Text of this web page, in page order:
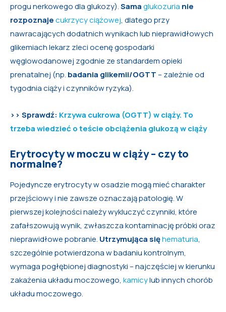
progu nerkowego dla glukozy).Samaglukozuria nie
rozpoznajecukrzycy ciążowej, dlatego przy
nawracających dodatnich wynikach lub nieprawidłowych
glikemiach lekarz zleci ocenę gospodarki
węglowodanowej zgodnie ze standardem opieki
prenatalnej (np. badania glikemii/OGTT – zależnie od
tygodnia ciąży i czynników ryzyka).
>> Sprawdź: Krzywa cukrowa (OGTT) w ciąży. To
trzeba wiedzieć o teście obciążenia glukozą w ciąży
Erytrocyty w moczu w ciąży – czy to
normalne?
Pojedyncze erytrocyty w osadzie mogą mieć charakter
przejściowy i nie zawsze oznaczają patologię. W
pierwszej kolejności należy wykluczyć czynniki, które
zafałszowują wynik, zwłaszcza kontaminację próbki oraz
nieprawidłowe pobranie. Utrzymująca sięhematuria,
szczególnie potwierdzona w badaniu kontrolnym,
wymaga pogłębionej diagnostyki – najczęściej w kierunku
zakażenia układu moczowego, kamicylub innych chorób
układu moczowego.